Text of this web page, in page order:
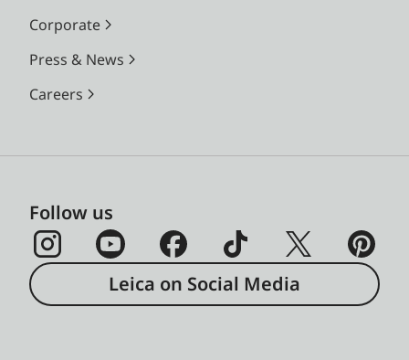
Corporate
Press & News
Careers
Follow us
Leica on Social Media